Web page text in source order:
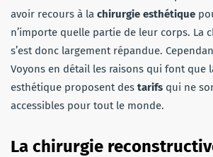
avoir recours à la chirurgie esthétique
n’importe quelle partie de leur corps. La
s’est donc largement répandue.
Voyons en détail les raisons qui font que
esthétique proposent des tarifs qui ne
accessibles pour tout le monde.
La chirurgie